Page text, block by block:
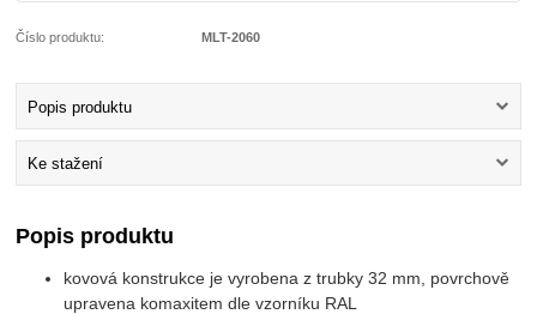
Číslo produktu: MLT-2060
Popis produktu
Ke stažení
Popis produktu
kovová konstrukce je vyrobena z trubky 32 mm, povrchově
upravena komaxitem dle vzorníku RAL